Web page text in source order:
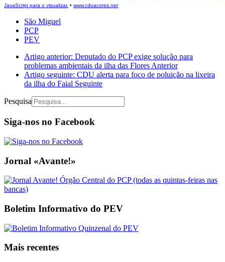
JavaScript para o visualizar. • www.cduacores.net
São Miguel
PCP
PEV
Artigo anterior: Deputado do PCP exige solução para
problemas ambientais da ilha das FloresAnterior
Artigo seguinte: CDU alerta para foco de poluição na lixeira
da ilha do Faial Seguinte
Pesquisa
Siga-nos no Facebook
Jornal «Avante!»
Boletim Informativo do PEV
Mais recentes